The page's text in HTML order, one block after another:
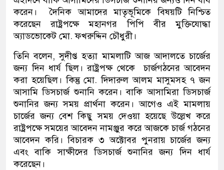
করেন। দৈনিক আমাদের মাতৃভূমিকে বিষয়টি নিশ্চিত
করেছেন রাষ্ট্রপক্ষে মহানগর পিপি বীর মুক্তিযোদ্ধা
অ্যাডভোকেট মো. ফখরুদ্দিন চৌধুরী।
তিনি বলেন, সুদীপ্ত হত্যা মামলাটি আজ আদালতে চার্জের
জন্য দিন ধার্য ছিল। রাষ্ট্রপক্ষ থেকে চার্জগঠনের আবেদন
করা হয়েছিল। কিন্তু মো. দিদারুল আলম মাসুমসহ ৭ জন
আসামি ডিসচার্জ শুনানি করেন। বাকি আসামিরা ডিসচার্জ
শুনানির জন্য সময় প্রার্থনা করেন। আগেও এই মামলায়
চার্জের জন্য বেশ কিছু সময় দেওয়া হয়েছে উল্লেখ করে
রাষ্ট্রপক্ষে সময়ের আবেদন নামঞ্জুর করে আজকে চার্জ গঠনের
আবেদন করি। বিচারক ৩ অক্টোবর পুনরায় চার্জের জন্য
এবং বাকি সাক্ষীদের ডিসচার্জ শুনানির জন্য দিন ধার্য
করেছেন।